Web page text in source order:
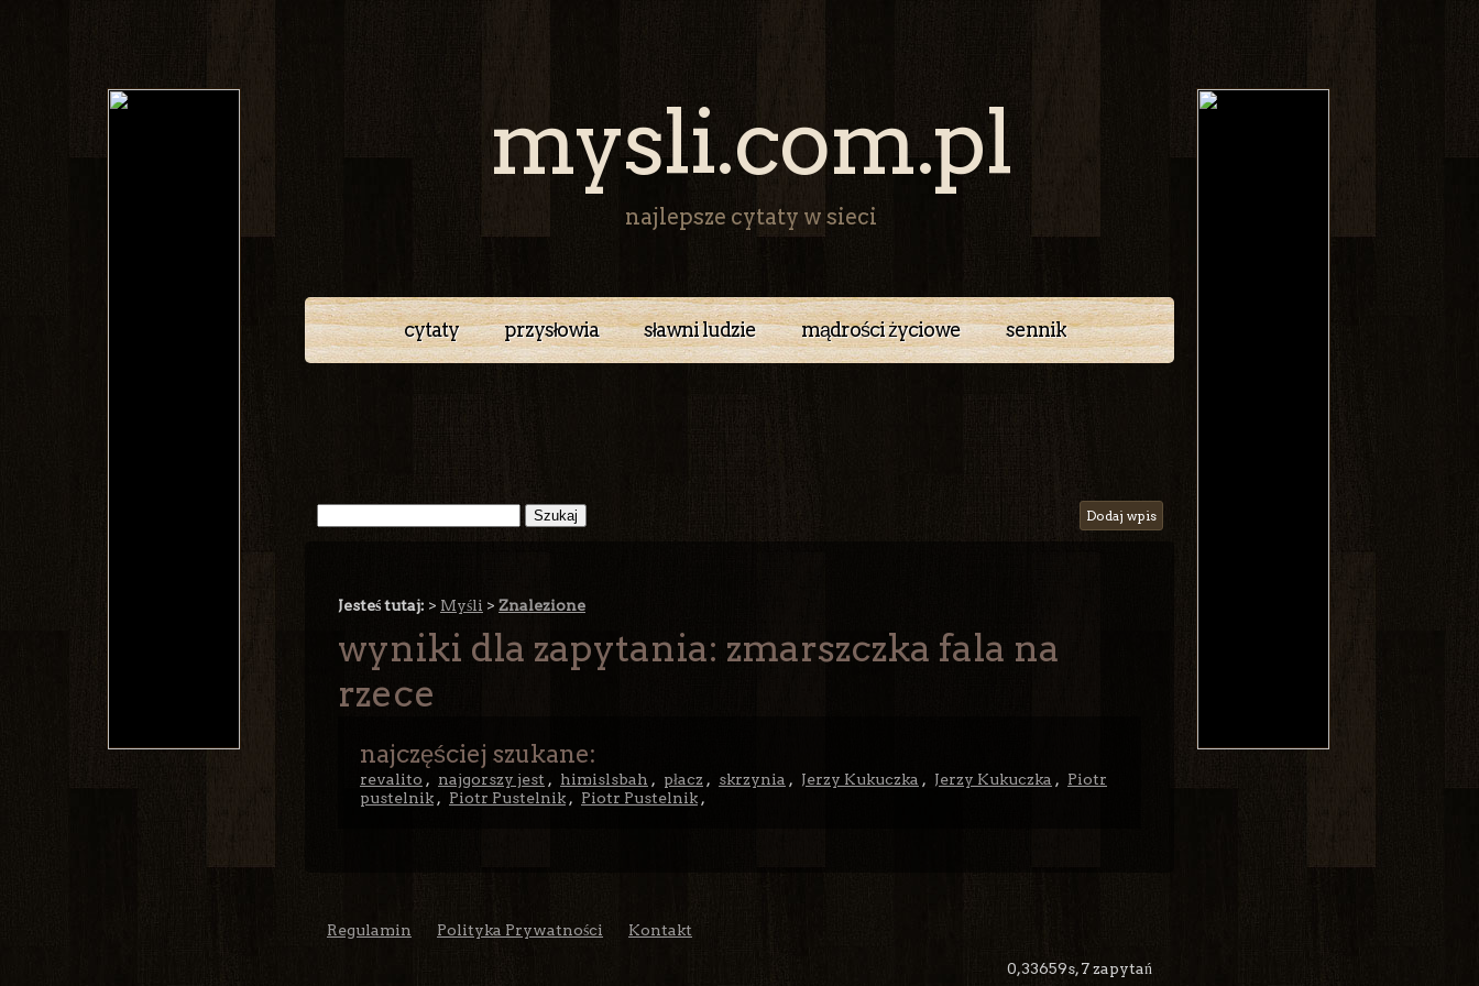
mysli.com.pl
najlepsze cytaty w sieci
cytaty przysłowia sławni ludzie mądrości życiowe sennik
Dodaj wpis
Jesteś tutaj: > Myśli > Znalezione
wyniki dla zapytania: zmarszczka fala na
rzece
najczęściej szukane:
revalito , najgorszy jest , himislsbah , płacz , skrzynia , Jerzy Kukuczka , Jerzy Kukuczka , Piotr
pustelnik , Piotr Pustelnik , Piotr Pustelnik ,
Regulamin Polityka Prywatności Kontakt
0,33659s,7 zapytań